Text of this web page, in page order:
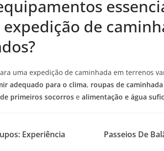
de
uma expedição de caminhada em terrenos
adequado para o clima, roupas de
primeiros socorros e alimentação e água
Experiência
Passeios De